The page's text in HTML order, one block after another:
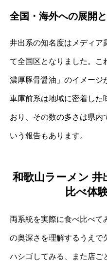
全国・海外への展開
井出系の知名度はメディア
て全国区となりました。こ
濃厚豚骨醤油」のイメージ
車庫前系は地域に密着した
おり、その数の多さは県内
いう報告もあります。
和歌山ラーメン 井
比べ体
両系統を実際に食べ比べて
の奥深さを理解するうえで
ハシゴしてみる、また店ご